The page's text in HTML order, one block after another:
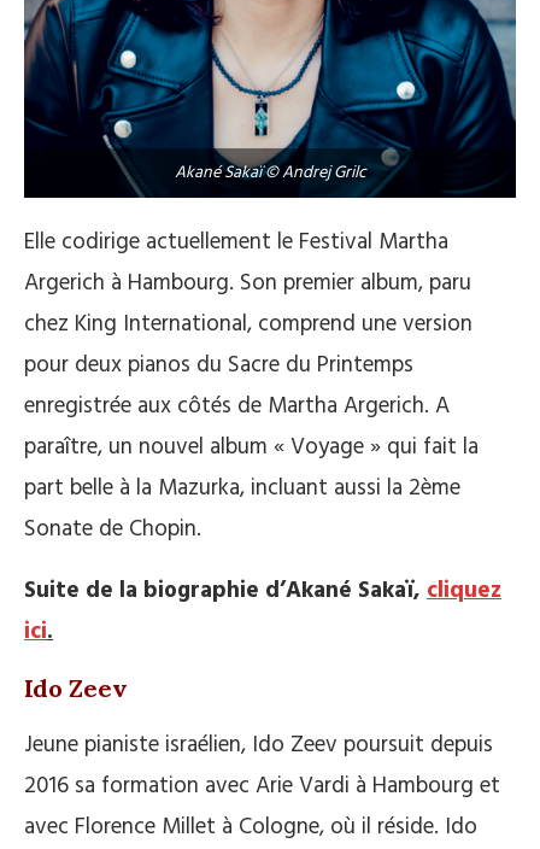
Akané Sakaï © Andrej Grilc
Elle codirige actuellement le Festival Martha
Argerich à Hambourg. Son premier album, paru
chez King International, comprend une version
pour deux pianos du Sacre du Printemps
enregistrée aux côtés de Martha Argerich. A
paraître, un nouvel album « Voyage » qui fait la
part belle à la Mazurka, incluant aussi la 2ème
Sonate de Chopin.
Suite de la biographie d’Akané Sakaï, cliquez
ici.
Ido Zeev
Jeune pianiste israélien, Ido Zeev poursuit depuis
2016 sa formation avec Arie Vardi à Hambourg et
avec Florence Millet à Cologne, où il réside. Ido